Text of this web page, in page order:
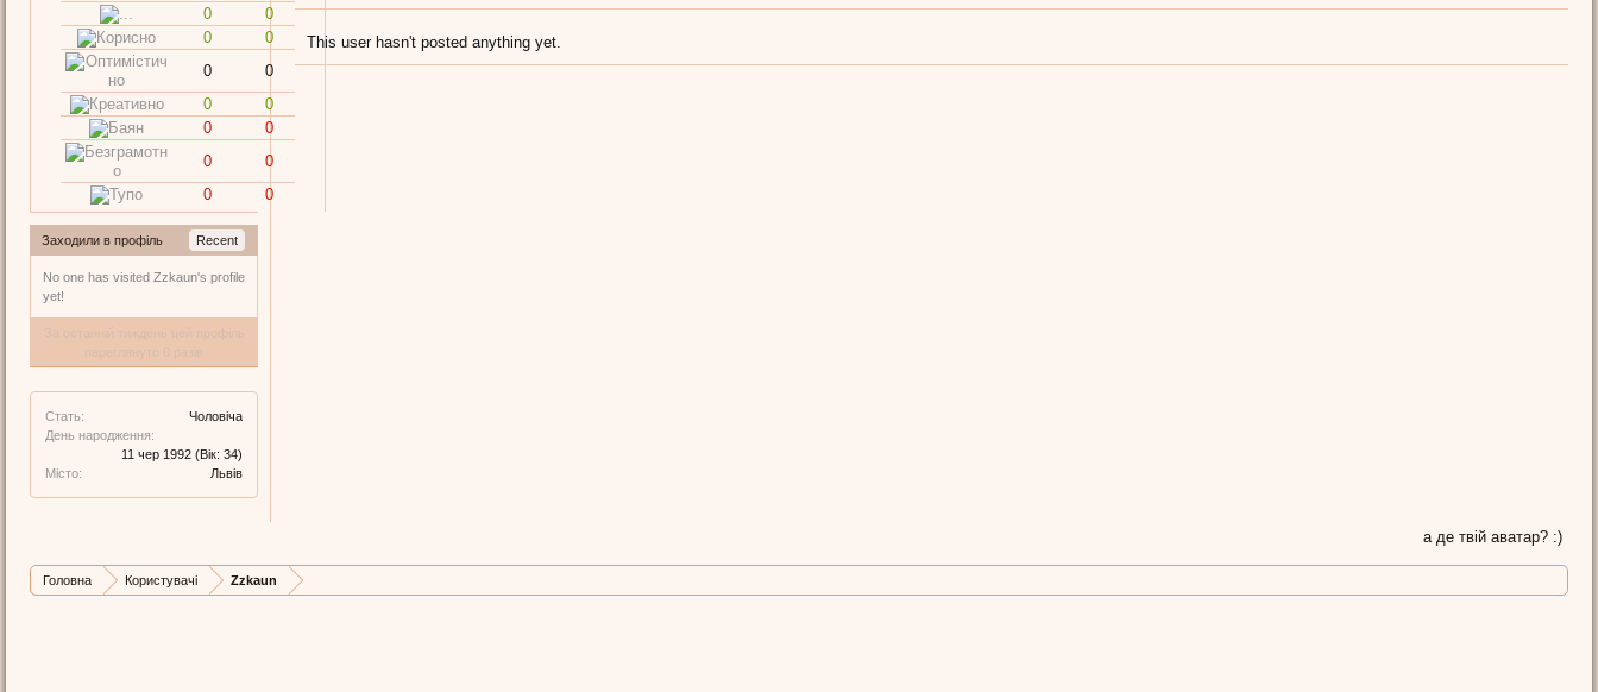
0
0
0
0
0
0
0
0
0
0
0
0
0
0
Заходили в профіль Recent
No one has visited Zzkaun's profile
yet!
Стать:
Чоловіча
День народження:
11 чер 1992 (Вік: 34)
Місто:
Львів
This user hasn't posted anything yet.
а де твій аватар? :)
Головна Користувачі Zzkaun